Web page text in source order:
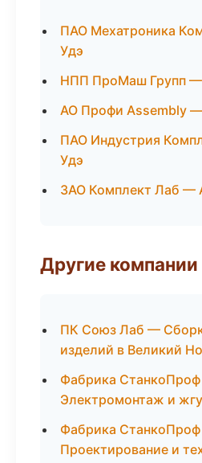
ПАО Мехатроника
Удэ
НПП ПроМаш Групп —
АО Профи Assembly
ПАО Индустрия
Удэ
ЗАО Комплект Лаб —
Другие компании
ПК Союз Лаб —
изделий в Великий
Фабрика
Электромонтаж и
Фабрика
Проектирование и